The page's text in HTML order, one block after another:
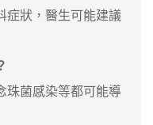
症狀，醫生可能建議
菌感染等都可能導